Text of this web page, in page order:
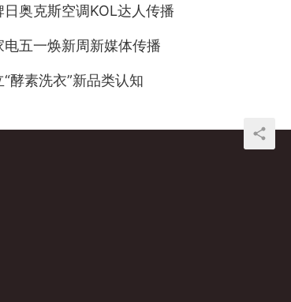
奥克斯空调KOL达人传播
五一焕新周新媒体传播
酵素洗衣”新品类认知